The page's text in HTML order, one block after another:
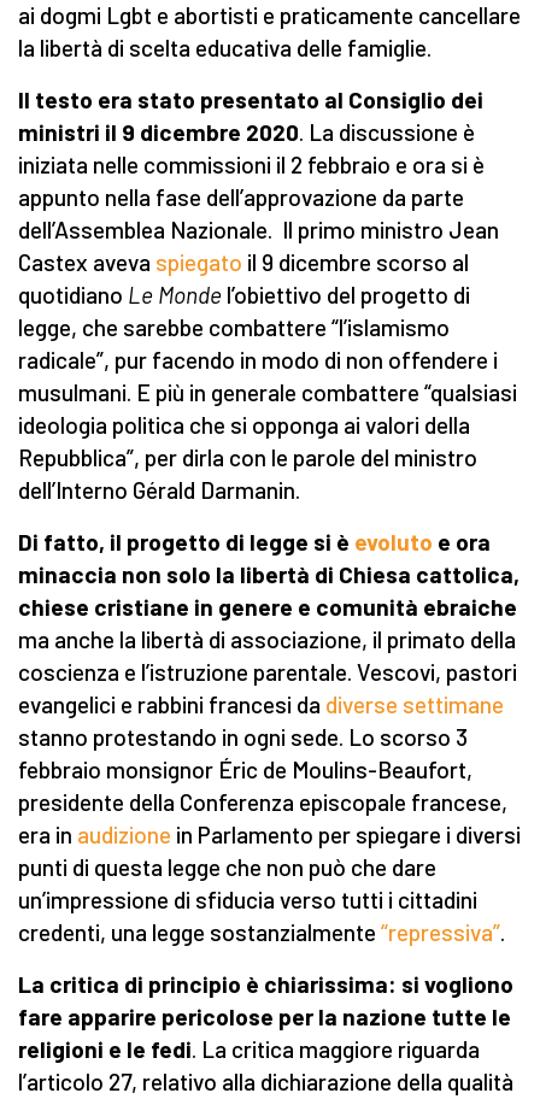
ai dogmi Lgbt e abortisti e praticamente cancellare
la libertà di scelta educativa delle famiglie.
Il testo era stato presentato al Consiglio dei
ministri il 9 dicembre 2020. La discussione è
iniziata nelle commissioni il 2 febbraio e ora si è
appunto nella fase dell’approvazione da parte
dell’Assemblea Nazionale. Il primo ministro Jean
Castex aveva spiegato il 9 dicembre scorso al
quotidiano Le Monde l’obiettivo del progetto di
legge, che sarebbe combattere “l’islamismo
radicale”, pur facendo in modo di non offendere i
musulmani. E più in generale combattere “qualsiasi
ideologia politica che si opponga ai valori della
Repubblica”, per dirla con le parole del ministro
dell’Interno Gérald Darmanin.
Di fatto, il progetto di legge si è evoluto e ora
minaccia non solo la libertà di Chiesa cattolica,
chiese cristiane in genere e comunità ebraiche
ma anche la libertà di associazione, il primato della
coscienza e l’istruzione parentale. Vescovi, pastori
evangelici e rabbini francesi da diverse settimane
stanno protestando in ogni sede. Lo scorso 3
febbraio monsignor Éric de Moulins-Beaufort,
presidente della Conferenza episcopale francese,
era in audizione in Parlamento per spiegare i diversi
punti di questa legge che non può che dare
un’impressione di sfiducia verso tutti i cittadini
credenti, una legge sostanzialmente “repressiva”.
La critica di principio è chiarissima: si vogliono
fare apparire pericolose per la nazione tutte le
religioni e le fedi. La critica maggiore riguarda
l’articolo 27, relativo alla dichiarazione della qualità